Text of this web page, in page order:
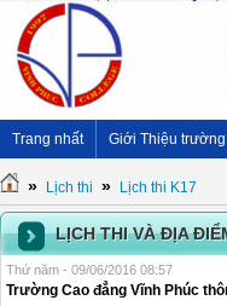
Trang nhất Giới Thiệu trường
» Lịch thi » Lịch thi K17
LỊCH THI VÀ ĐỊA
Thứ năm - 09/06/2016 08:57
Trường Cao đẳng Vĩnh Phúc